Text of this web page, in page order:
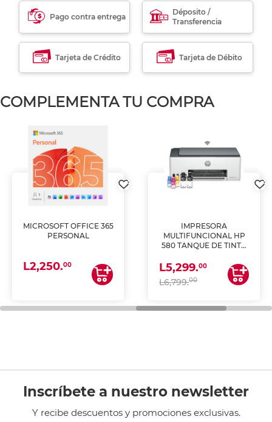
Pago contra entrega
Déposito /
Transferencia
Tarjeta de Crédito Tarjeta de Débito
COMPLEMENTA TU COMPRA
MICROSOFT OFFICE 365
PERSONAL
L2,250.00
IMPRESORA
MULTIFUNCIONAL HP
580 TANQUE DE TINTA
ESCANEA)
L5,299.00
L6,799.00
Inscríbete a nuestro newsletter
Y recibe descuentos y promociones exclusivas.